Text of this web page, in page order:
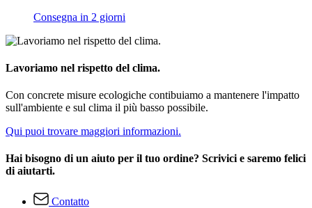
Consegna in 2 giorni
Lavoriamo nel rispetto del clima.
Con concrete misure ecologiche contibuiamo a mantenere l'impatto
sull'ambiente e sul clima il più basso possibile.
Qui puoi trovare maggiori informazioni.
Hai bisogno di un aiuto per il tuo ordine? Scrivici e saremo felici
di aiutarti.
Contatto